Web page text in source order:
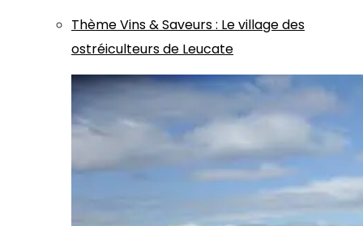
ThèmeVins & Saveurs: Le village des
ostréiculteurs de Leucate